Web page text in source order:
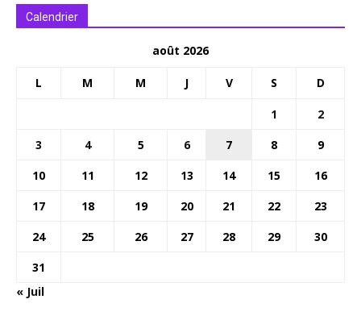
Calendrier
août 2026
L M M J V S D
1
2
3
4 5 6 7 8
9
10
11 12 13 14 15
16
17
18 19 20 21 22
23
24
25 26 27 28 29
30
31
« Juil